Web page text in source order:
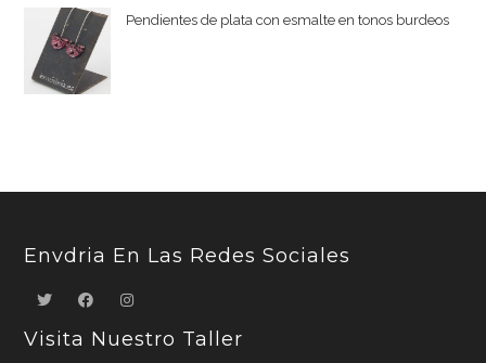
Pendientes de plata con esmalte en tonos burdeos
Envdria En Las Redes Sociales
Visita Nuestro Taller